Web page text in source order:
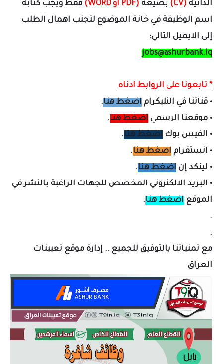
الذاتية (CV) بصيغة (PDF أو WORD
) فقط ويجب كتابة
اسم الوظيفة في خانة الموضوع لتجنب اهمال الطلب
إلى الايميل التالي:
jobs@ashurbank.iq
* تابعونا على الروابط ادناه
• قناتنا في التليكرام اضغط هنا.
• موقعنا الرسمي اضغط هنا.
• الفيس بوك اضغط هنا.
• انستقرام اضغط هنا.
• لينكد إن اضغط هنا.
• البريد الالكتروني المخصص للجهات الراغبة بالنشر في
الموقع اضغط هنا.
.
.
مع تمنياتنا بالتوفيق للجميع .. إدارة موقع تعيينات
العراق